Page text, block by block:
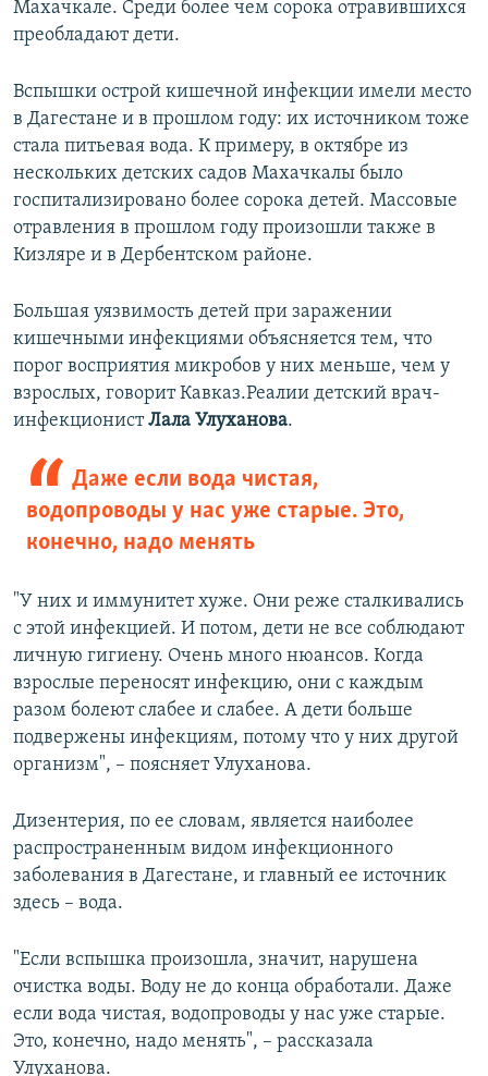
Махачкале. Среди более чем сорока отравившихся
преобладают дети.
Вспышки острой кишечной инфекции имели место
в Дагестане и в прошлом году: их источником тоже
стала питьевая вода. К примеру, в октябре из
нескольких детских садов Махачкалы было
госпитализировано более сорока детей. Массовые
отравления в прошлом году произошли также в
Кизляре и в Дербентском районе.
Большая уязвимость детей при заражении
кишечными инфекциями объясняется тем, что
порог восприятия микробов у них меньше, чем у
взрослых, говорит Кавказ.Реалии детский врач-
инфекционистЛала Улуханова.
Даже если вода чистая,
водопроводы у нас уже старые. Это,
конечно, надо менять
"У них и иммунитет хуже. Они реже сталкивались
с этой инфекцией. И потом, дети не все соблюдают
личную гигиену. Очень много нюансов. Когда
взрослые переносят инфекцию, они с каждым
разом болеют слабее и слабее. А дети больше
подвержены инфекциям, потому что у них другой
организм", – поясняет Улуханова.
Дизентерия, по ее словам, является наиболее
распространенным видом инфекционного
заболевания в Дагестане, и главный ее источник
здесь – вода.
"Если вспышка произошла, значит, нарушена
очистка воды. Воду не до конца обработали. Даже
если вода чистая, водопроводы у нас уже старые.
Это, конечно, надо менять", – рассказала
Улуханова.